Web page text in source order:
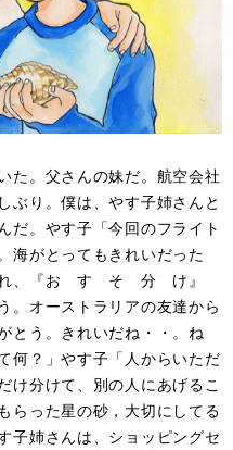
た。父さんの妹だ。航空会社
ぶり。僕は、やす子姉さんと
だ。やす子「今回のフライト
海がとってもきれいだった
れ、『お す そ 分 け』
。オーストラリアの友達から
とう。きれいだね・・。ね
何？」やす子「人からいただ
け分けて、別の人にあげるこ
らった星の砂，大切にしてる
子姉さんは、ショッピングセ